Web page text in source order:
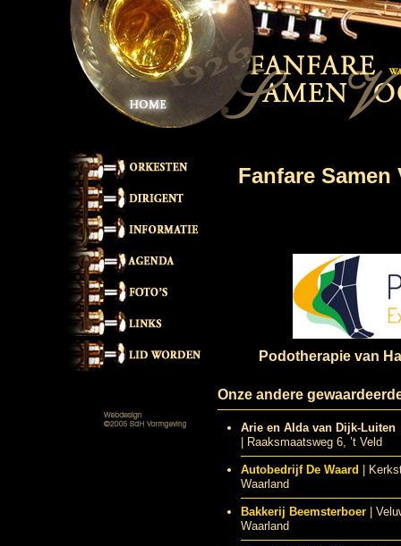
Fanfare
Podotherapie van
Onze andere
Arie en Alda van Dijk-Luiten
| Raaksmaatsweg 6, ’t Veld
Autobedrijf De Waard
|
Waarland
Bakkerij Beemsterboer |
Waarland